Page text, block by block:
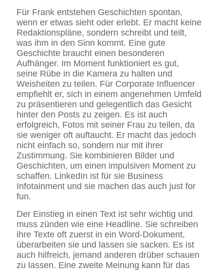
Für Frank entstehen Geschichten spontan,
wenn er etwas sieht oder erlebt. Er macht keine
Redaktionspläne, sondern schreibt und teilt,
was ihm in den Sinn kommt. Eine gute
Geschichte braucht einen besonderen
Aufhänger. Im Moment funktioniert es gut,
seine Rübe in die Kamera zu halten und
Weisheiten zu teilen. Für Corporate Influencer
empfiehlt er, sich in einem angenehmen Umfeld
zu präsentieren und gelegentlich das Gesicht
hinter den Posts zu zeigen. Es ist auch
erfolgreich, Fotos mit seiner Frau zu teilen, da
sie weniger oft auftaucht. Er macht das jedoch
nicht einfach so, sondern nur mit ihrer
Zustimmung. Sie kombinieren Bilder und
Geschichten, um einen impulsiven Moment zu
schaffen. LinkedIn ist für sie Business
Infotainment und sie machen das auch just for
fun.
Der Einstieg in einen Text ist sehr wichtig und
muss zünden wie eine Headline. Sie schreiben
ihre Texte oft zuerst in ein Word-Dokument,
überarbeiten sie und lassen sie sacken. Es ist
auch hilfreich, jemand anderen drüber schauen
zu lassen. Eine zweite Meinung kann für das